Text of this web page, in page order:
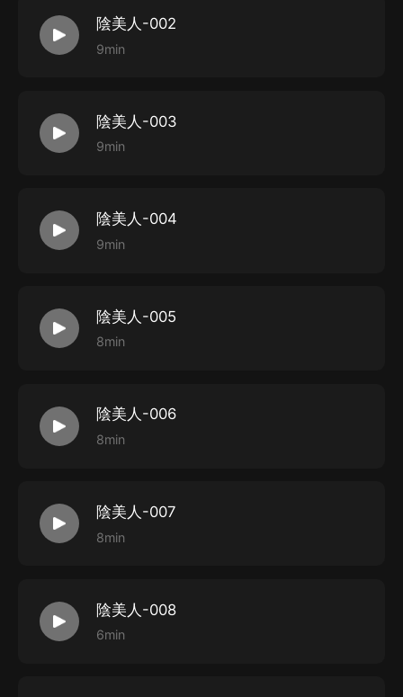
陰美人-002
9min
陰美人-003
9min
陰美人-004
9min
陰美人-005
8min
陰美人-006
8min
陰美人-007
8min
陰美人-008
6min